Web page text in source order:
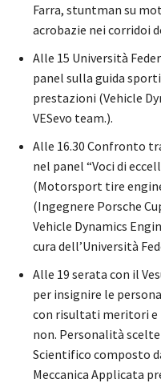
Farra, stuntman su
acrobazie nei corridoi
Alle 15 Università
panel sulla guida
prestazioni (Vehicle
VESevo team.).
Alle 16.30 Confronto
nel panel “Voci di
(Motorsport tire
(Ingegnere Porsche
Vehicle Dynamics
cura dell’Università
Alle 19 serata con il
per insignire le
con risultati meritori
non. Personalità
Scientifico composto
Meccanica Applicata